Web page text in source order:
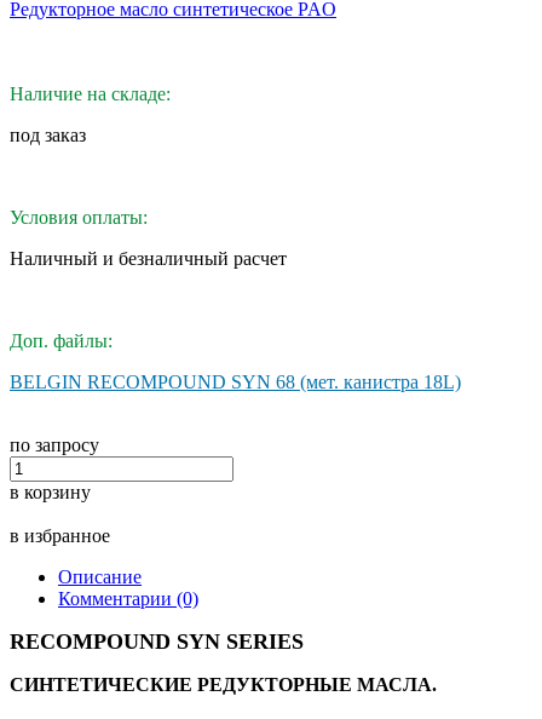
Редукторное масло синтетическое PAO
Наличие на складе:
под заказ
Условия оплаты:
Наличный и безналичный расчет
Доп. файлы:
BELGIN RECOMPOUND SYN 68 (мет. канистра 18L)
по запросу
в корзину
в избранное
Описание
Комментарии (0)
RECOMPOUND SYN SERIES
СИНТЕТИЧЕСКИЕ РЕДУКТОРНЫЕ МАСЛА.